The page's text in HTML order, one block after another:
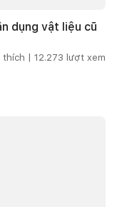
dụng vật liệu cũ
| 12.273 lượt xem